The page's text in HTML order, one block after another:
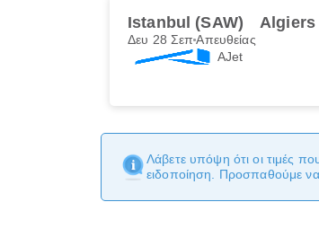
Istanbul (SAW) Algiers
Δευ 28 ΣεπΑπευθείας
AJet
Λάβετε υπόψη ότι οι τιμές
ειδοποίηση. Προσπαθούμε να